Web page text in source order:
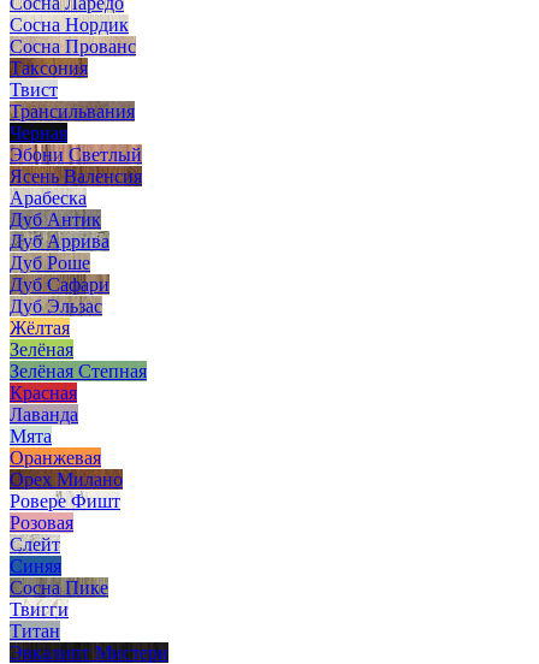
Сосна Нордик
Сосна Прованс
Таксония
Твист
Трансильвания
Черная
Эбони Светлый
Ясень Валенсия
Арабеска
Дуб Антик
Дуб Аррива
Дуб Роше
Дуб Сафари
Дуб Эльзас
Жёлтая
Зелёная
Зелёная Степная
Красная
Лаванда
Мята
Оранжевая
Орех Милано
Ровере Фишт
Розовая
Слейт
Синяя
Сосна Пике
Твигги
Титан
Эвкалипт Мистери